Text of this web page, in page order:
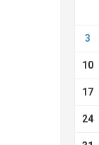
3
10
17
24